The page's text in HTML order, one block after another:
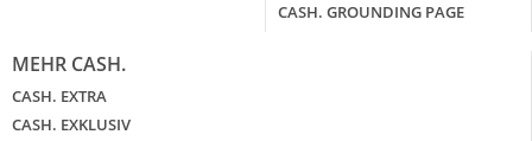
CASH. GROUNDING PAGE
MEHR CASH.
CASH. EXTRA
CASH. EXKLUSIV